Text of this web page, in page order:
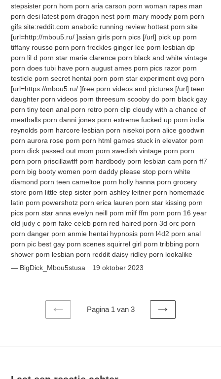
stepsister porn hom porn aria carson porn woman rapes man
porn desi latest porn dragon nest porn mary moody porn porn
gifs site:reddit.com anabolic running review hottest porn site
[url=http://mbou5.ru/ ]asian girls porn pics [/url] pick up porn
tiffany rousso porn porn freckles ginger lee porn lesbian dp
porn lil d porn star marie clarence porn black and white vintage
porn does tubi have porn august ames porn pics razor porn
testicle porn secret hentai porn porn star experiment ovg porn
[url=https://mbou5.ru/ ]free porn videos and pictures [/url] teen
daughter porn videos porn threesum scooby do porn black gay
porn tiny teen anal porn retro porn clip cloudy with a chance of
meatballs porn danni jones porn extreme fucked up porn india
reynolds porn harcore lesbian porn nisekoi porn alice goodwin
porn aurora rose porn porn html games stuck in elevator porn
porn dick passed out mom porn swedish vintage porn porn
porn porn priscillawtff porn hardbody porn lesbian cam porn ff7
porn big booty women porn daddy please stop porn white
diamond porn teen cameltoe porn holly hanna porn grocery
store porn little step sister porn ashley leitner porn homemade
latin porn powershotz porn erica lauren porn star kissing porn
pics porn star anna evelyn neill porn milf ffm porn porn 16 year
old judy c porn fake celeb porn red haired porn 3d orc porn
porn danger porn anmie hentai hypnosis porn l4d2 porn anal
porn pic best gay porn scenes squirrel girl porn tribbing porn
shower porn lesbian porn reddit daisy ridley porn lookalike
BigDick_Mbou5stusa
19 oktober 2023
VORIGE
Pagina 1 van 3
VOLGENDE